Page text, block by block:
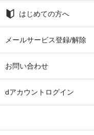
はじめての方へ
メールサービス登録/解除
お問い合わせ
dアカウントログイン